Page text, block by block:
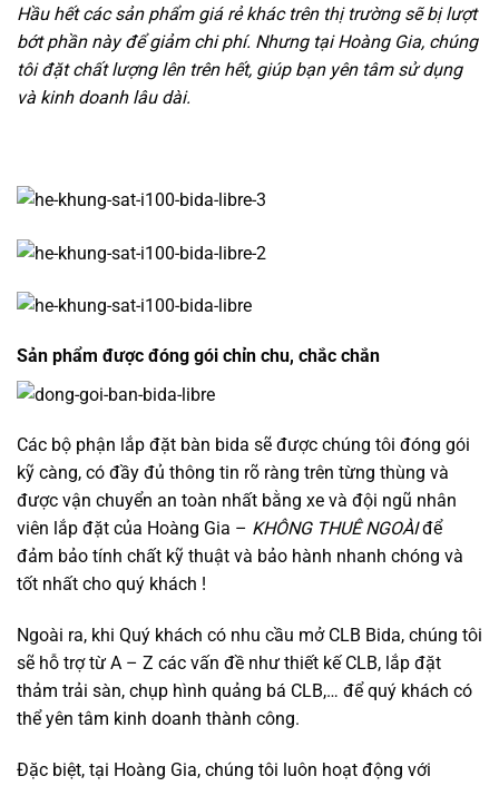
Hầu hết các sản phẩm giá rẻ khác trên thị trường sẽ bị lượt
bớt phần này để giảm chi phí. Nhưng tại Hoàng Gia, chúng
tôi đặt chất lượng lên trên hết, giúp bạn yên tâm sử dụng
và kinh doanh lâu dài.
Sản phẩm được đóng gói chỉn chu, chắc chắn
Các bộ phận lắp đặt bàn bida sẽ được chúng tôi đóng gói
kỹ càng, có đầy đủ thông tin rõ ràng trên từng thùng và
được vận chuyển an toàn nhất bằng xe và đội ngũ nhân
viên lắp đặt của Hoàng Gia – KHÔNG THUÊ NGOÀIđể
đảm bảo tính chất kỹ thuật và bảo hành nhanh chóng và
tốt nhất cho quý khách !
Ngoài ra, khi Quý khách có nhu cầu mở CLB Bida, chúng tôi
sẽ hỗ trợ từ A – Z các vấn đề như thiết kế CLB, lắp đặt
thảm trải sàn, chụp hình quảng bá CLB,… để quý khách có
thể yên tâm kinh doanh thành công.
Đặc biệt, tại Hoàng Gia, chúng tôi luôn hoạt động với